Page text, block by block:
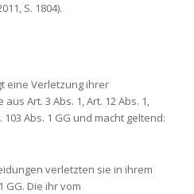
S. 1804).
eine Verletzung ihrer
Art. 3 Abs. 1, Art. 12 Abs. 1,
103 Abs. 1 GG und macht geltend:
verletzten sie in ihrem
GG. Die ihr vom